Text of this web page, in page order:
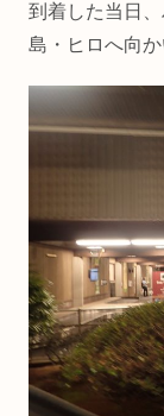
c
e
o
o
到着した当日
島・ヒロへ向か